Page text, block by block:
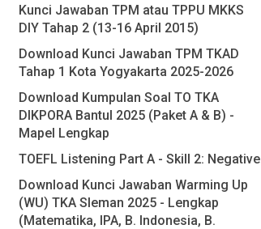
Kunci Jawaban TPM atau TPPU MKKS
DIY Tahap 2 (13-16 April 2015)
Download Kunci Jawaban TPM TKAD
Tahap 1 Kota Yogyakarta 2025-2026
Download Kumpulan Soal TO TKA
DIKPORA Bantul 2025 (Paket A & B) -
Mapel Lengkap
TOEFL Listening Part A - Skill 2: Negative
Download Kunci Jawaban Warming Up
(WU) TKA Sleman 2025 - Lengkap
(Matematika, IPA, B. Indonesia, B.